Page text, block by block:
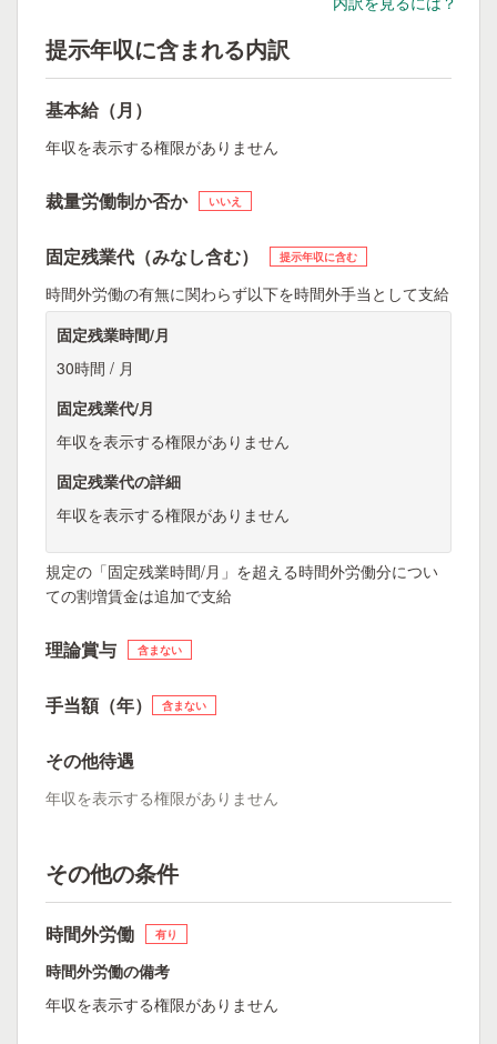
提示年収に含まれる内訳
基本給（月）
年収を表示する権限がありません
裁量労働制か否か いいえ
固定残業代（みなし含む） 提示年収に含む
時間外労働の有無に関わらず以下を時間外手当として支給
固定残業時間/月
30時間 / 月
固定残業代/月
年収を表示する権限がありません
固定残業代の詳細
年収を表示する権限がありません
規定の「固定残業時間/月」を超える時間外労働分につい
ての割増賃金は追加で支給
理論賞与 含まない
手当額（年） 含まない
その他待遇
年収を表示する権限がありません
その他の条件
時間外労働 有り
時間外労働の備考
年収を表示する権限がありません